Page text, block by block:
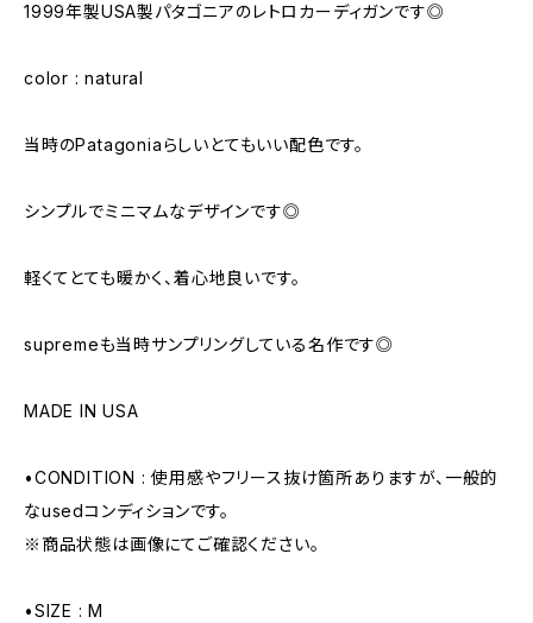
1999年製USA製パタゴニアのレトロカーディガンです◎
color : natural
当時のPatagoniaらしいとてもいい配色です。
シンプルでミニマムなデザインです◎
軽くてとても暖かく、着心地良いです。
supremeも当時サンプリングしている名作です◎
MADE IN USA
•CONDITION : 使用感やフリース抜け箇所ありますが、一般的
なusedコンディションです。
※商品状態は画像にてご確認ください。
•SIZE : M